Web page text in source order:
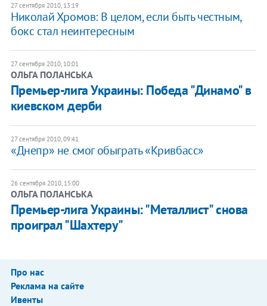
27 сентября 2010, 13:19
Николай Хромов: В целом, если быть честным,
бокс стал неинтересным
27 сентября 2010, 10:01
ОЛЬГА ПОЛАНСЬКА
​Премьер-лига Украины: Победа "Динамо" в
киевском дерби
27 сентября 2010, 09:41
«Днепр» не смог обыграть «Кривбасс»
26 сентября 2010, 15:00
ОЛЬГА ПОЛАНСЬКА
Премьер-лига Украины: "Металлист" снова
проиграл "Шахтеру"
Про нас
Реклама на сайте
Ивенты